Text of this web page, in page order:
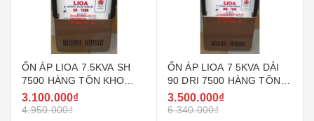
ỔN ÁP LIOA 7.5KVA SH
7500 HÀNG TỒN KHO
THẾ HỆ 1
3.100.000₫
4.950.000₫
ỔN ÁP LIOA 7 5KVA DẢI
90 DRI 7500 HÀNG TỒN
KHO THẾ HỆ 1
3.500.000₫
6.340.000₫